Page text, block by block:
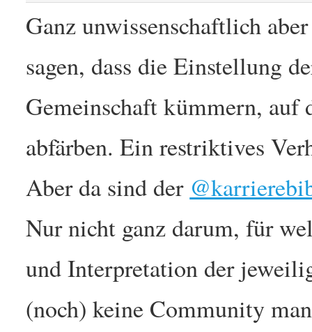
Ganz unwissenschaftlich
sagen, dass die Einstellung
Gemeinschaft kümmern, auf
abfärben. Ein restriktives
Aber da sind der
Nur nicht ganz darum, für
und Interpretation der
(noch) keine Community